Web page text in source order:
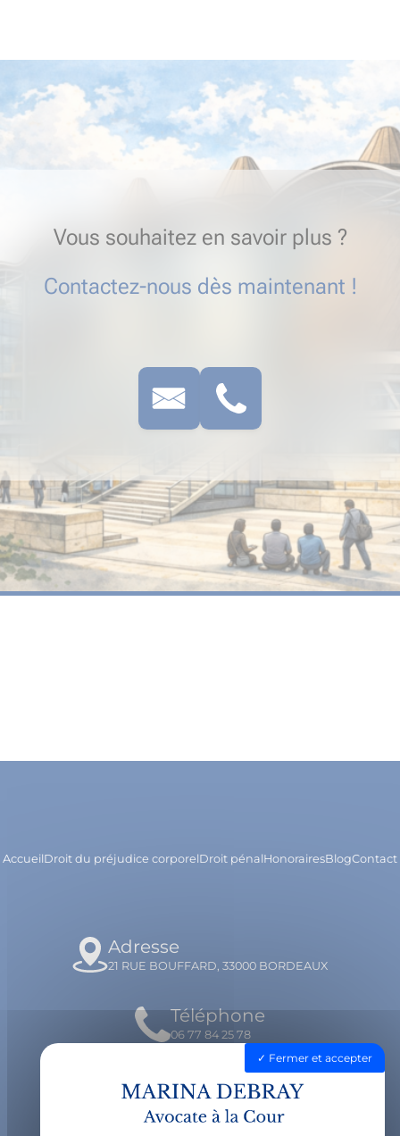
Vous souhaitez en savoir plus ?
Contactez-nous dès maintenant !
AccueilDroit du préjudice corporelDroit pénalHonorairesBlogContact
Adresse
21 RUE BOUFFARD, 33000 BORDEAUX
Téléphone
06 77 84 25 78
Email
contact@avocatdebray.fr
Fermer et accepter